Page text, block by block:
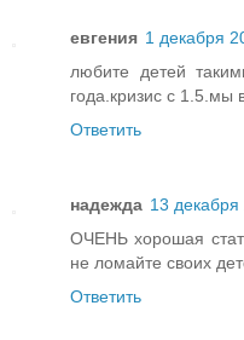
евгения 1 декабря
любите детей
года.кризис с 1.5.мы
Ответить
надежда 13 декабря
ОЧЕНЬ хорошая
не ломайте своих
Ответить